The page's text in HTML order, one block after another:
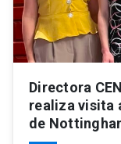
Directora
realiza visita
de